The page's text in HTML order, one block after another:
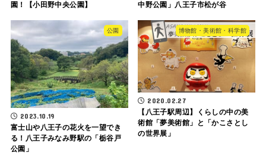
園！【小田野中央公園】
中野公園」八王子市松が谷
公園
2023.10.19
富士山や八王子の花火を一望でき
る！八王子みなみ野駅の「栃谷戸
公園」
博物館・美術館・科学館
2020.02.27
【八王子駅周辺】くらしの中の美
術館「夢美術館」と「かこさとし
の世界展」